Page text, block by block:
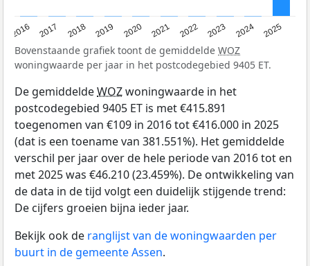
2016 2017 2018 2019 2020 2021 2022 2023 2024 2025
Bovenstaande grafiek toont de gemiddelde WOZ
woningwaarde per jaar in het postcodegebied 9405 ET.
De gemiddeldeWOZwoningwaarde in het
postcodegebied 9405 ET is met €415.891
toegenomen van €109 in 2016 tot €416.000 in 2025
(dat is een toename van 381.551%). Het gemiddelde
verschil per jaar over de hele periode van 2016 tot en
met 2025 was €46.210 (23.459%). De ontwikkeling van
de data in de tijd volgt een duidelijk stijgende trend:
De cijfers groeien bijna ieder jaar.
Bekijk ook de ranglijst van de woningwaarden per
buurt in de gemeente Assen.